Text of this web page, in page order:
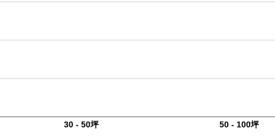
30 - 50坪 50 - 100坪